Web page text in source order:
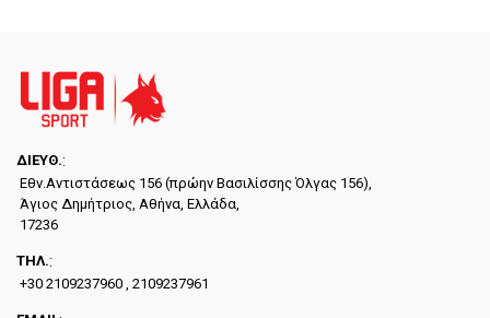
ΔΙΕYΘ.:
Εθν.Αντιστάσεως 156 (πρώην Βασιλίσσης Όλγας 156),
Άγιος Δημήτριος, Αθήνα, Ελλάδα,
17236
ΤΗΛ.:
+30 2109237960 , 2109237961